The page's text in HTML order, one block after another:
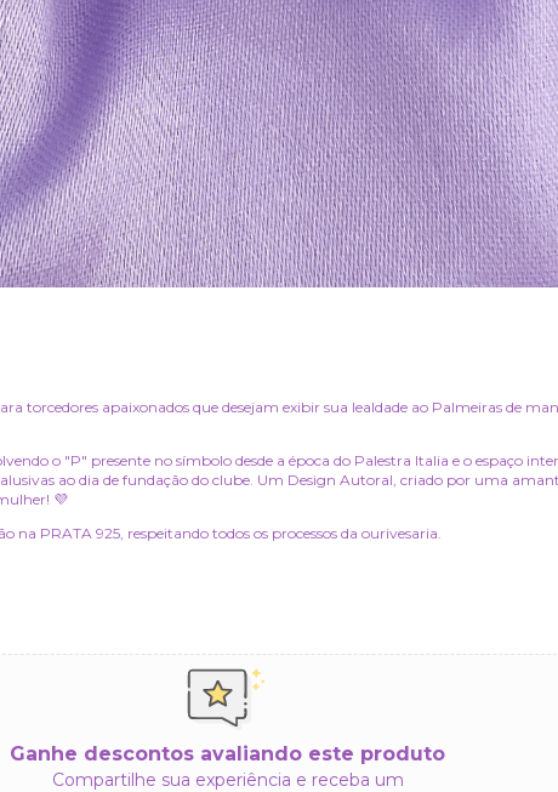
torcedores apaixonados que desejam exibir sua lealdade ao Palmeiras de
o "P" presente no símbolo desde a época do Palestra Italia e o espaço
ao dia de fundação do clube. Um Design Autoral, criado por uma
💜
na PRATA 925, respeitando todos os processos da ourivesaria.
Ganhe descontos avaliando este produto
Compartilhe sua experiência e receba um